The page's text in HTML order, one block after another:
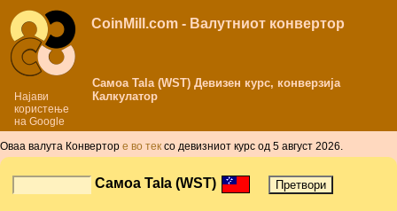
Најави
користење
на Google
CoinMill.com - Валутниот конвертор
Самоа Tala (WST) Девизен курс, конверзија
Калкулатор
Оваа валута Конвертор е во тек со девизниот курс од 5 август 2026.
Самоа Tala (WST)